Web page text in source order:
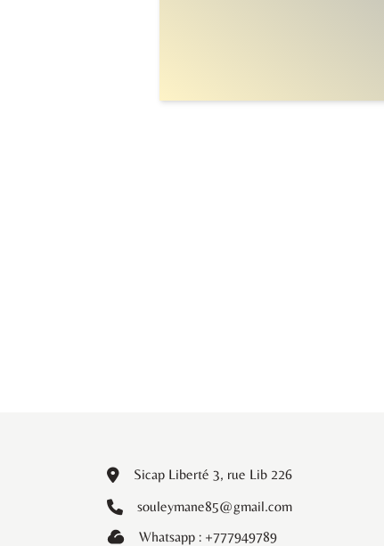
Sicap Liberté 3, rue Lib 226
souleymane85@gmail.com
Whatsapp : +777949789